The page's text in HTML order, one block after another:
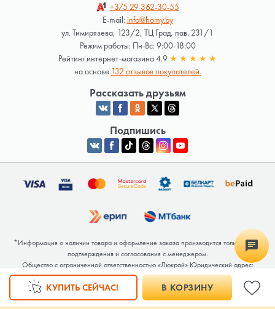
В КОРЗИНУ
КУПИТЬ СЕЙЧАС!
+375 29362-30-55
E-mail:info@homy.by
ул. Тимирязева, 123/2, ТЦ Град, пав. 231/1
Режим работы: Пн-Вс: 9:00-18:00
Рейтинг интернет-магазина 4.9 ★ ★ ★ ★ ★
на основе 132 отзывов покупателей.
Рассказать друзьям
Подпишись
*Информация о наличии товара и оформление заказа производится только после
подтверждения и согласования с менеджером.
Общество с ограниченной ответственностью «Люкрай» Юридический адрес:
220062, г. Минск, ул. Тимирязева, дом 123, корп. 2, оф. 367/2 Почтовый адрес:
220062, г. Минск, ул. Тимирязева, дом 123, корп. 2, оф. 367/2 УНП 691764371
Интернет-магазин зарегистрирован в Торговом реестре РБ под номером 768117 от